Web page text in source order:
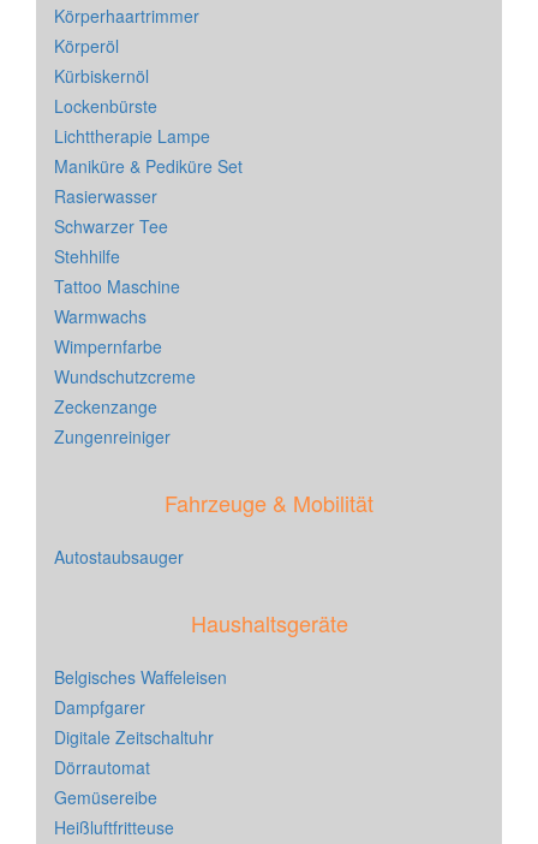
Körperhaartrimmer
Körperöl
Kürbiskernöl
Lockenbürste
Lichttherapie Lampe
Maniküre & Pediküre Set
Rasierwasser
Schwarzer Tee
Stehhilfe
Tattoo Maschine
Warmwachs
Wimpernfarbe
Wundschutzcreme
Zeckenzange
Zungenreiniger
Fahrzeuge & Mobilität
Autostaubsauger
Haushaltsgeräte
Belgisches Waffeleisen
Dampfgarer
Digitale Zeitschaltuhr
Dörrautomat
Gemüsereibe
Heißluftfritteuse